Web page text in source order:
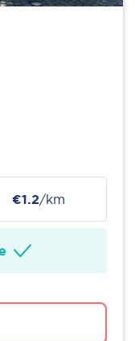
€1.2/km